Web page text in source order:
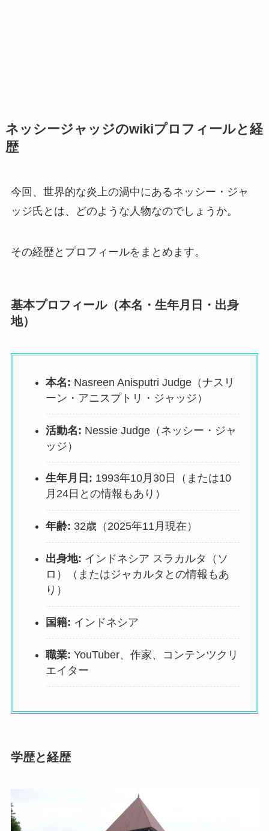
ネッシージャッジのwikiプロフィールと経
歴
今回、世界的な炎上の渦中にあるネッシー・ジャ
ッジ氏とは、どのような人物なのでしょうか。
その経歴とプロフィールをまとめます。
基本プロフィール（本名・生年月日・出身
地）
本名: Nasreen Anisputri Judge（ナスリ
ーン・アニスプトリ・ジャッジ）
活動名: Nessie Judge（ネッシー・ジャ
ッジ）
生年月日: 1993年10月30日（または10
月24日との情報もあり）
年齢: 32歳（2025年11月現在）
出身地: インドネシア スラカルタ（ソ
ロ）（またはジャカルタとの情報もあ
り）
国籍: インドネシア
職業: YouTuber、作家、コンテンツクリ
エイター
学歴と経歴